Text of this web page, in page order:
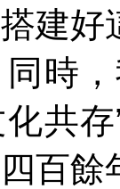
建
時
共
百